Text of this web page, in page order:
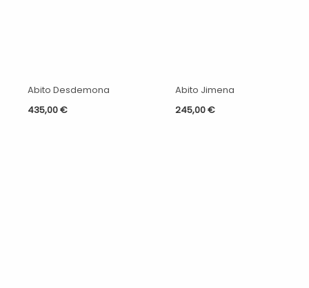
Abito Desdemona
435,00€
Abito Jimena
245,00€